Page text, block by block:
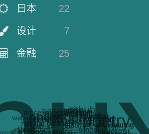
日本 22
设计 7
金融 25